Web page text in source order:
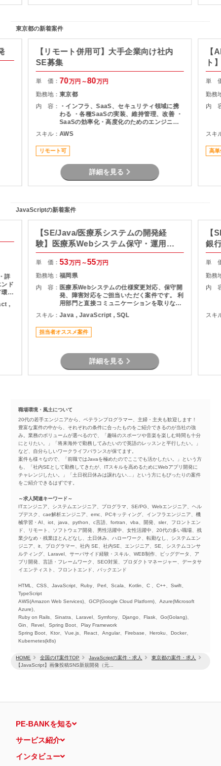
HOME 全国のIT案件TOP JavaScriptの案件・求人
東京都の案件・求人
【JavaScript】画像投稿SNS新規開発（元...
東京都の新着案件
【リモート併用可】大手企業向け社内
SE募集
単 価： 70万円～80万円
勤務地：東京都
内 容：
・インフラ、SaaS、セキュリティ領域に携
わる ・各種SaaSの実装、維持管理、改善 ・
SaaSの効率化・高度化のためのエンジニア
リング ・SaaSのシステム課題・障害に対す
る対策の計画と実装 ・社内NWやオンプレサ
ーバの運用保守 ・拠点のネットワーク配備担
当
スキル：AWS
リモート可
詳細を見る
【
ト
単
勤務
内
スキ
高単
JavaScriptの新着案件
詳
ド
境
,
【SE/Java/医療系システムの開発経
験】医療系Webシステム保守・運用支
援
単 価：53万円～55万円
勤務地：福岡県
内 容： 医療系Webシステムの仕様変更対応、保守開
発、障害対応をご担当いただく案件です。 利
用部門と直接コミュニケーションを取りなが
ら、調査・原因分析・改修対応を実施してい
ただきます。 設計から保守運用まで幅広い経
験を活かせるため、Webシステム全体を見な
がら業務を進めたい方におすすめです。
スキル：Java , JavaScript , SQL
担当者オススメ案件
詳細を見る
【
銀
単
勤務
内
スキ
職場環境・風土について
20代の若手エンジニアから、ベテランプログラマー、主婦・主夫も歓迎します！
豊富な案件の中から、それぞれの条件に合ったものをご紹介できるのが当社の強
み。業務のボリュームが選べるので、「趣味のスポーツや音楽を楽しむ時間も十分
にとりたい。」「将来海外で勤務してみたいので英語のレッスンと平行したい。」
など、自分らしいワークライフバランスが保てます。
案件も様々なので、「前職ではJavaを極めたのでここでも活かしたい。」という方
も、「社内SEとして勤務してきたが、ITスキルを高めるためにWebアプリ開発に
チャレンジしたい。」「土日祝日休みは譲れない…」という方にもぴったりの案件
をご紹介できるはずです。
～求人関連キーワード～
ITエンジニア、システムエンジニア、プログラマ、SE/PG、Webエンジニア、ヘル
プデスク、cae解析エンジニア、emc、PCキッティング、インフラエンジニア、機
械学習・AI、iot、java、python、c言語、fortran、vba、開発、sler、フロントエン
ド、リモート、ソフトウェア開発、男性活躍中、女性活躍中、20代の多い職場、残
業少なめ・残業ほとんどなし、土日休み、ハローワーク、転勤なし、システムエン
ジニア、it、プログラマー、社内 SE、社内SE、エンジニア、SE、システムコンサ
ルティング、Laravel、サーバサイド経験・スキル、WEB制作、ビッグデータ、ア
プリ開発、言語・フレームワーク、SEO対策、プロダクトマネージャー、データサ
イエンティスト、フロントエンド、バックエンド
HTML、CSS、JavaScript、Ruby、Perl、Scala、Kotlin、C 、C++、Swift、
TypeScript
AWS(Amazon Web Services)、GCP(Google Cloud Platform)、Azure(Microsoft
Azure)、
Ruby on Rails、Sinatra、Laravel、Symfony、Django、Flask、Go(Golang)、
Gin、Revel、Spring Boot、Play Framework
Spring Boot、Ktor、Vue.js、React、Angular、Firebase、Heroku、Docker、
Kubernetes(k8s)
PE-BANKを知る
サービス紹介
インタビュー